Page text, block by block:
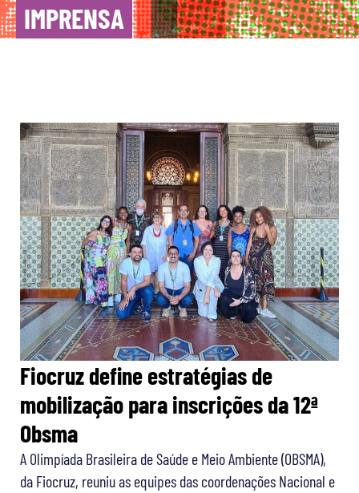
IMPRENSA
Fiocruz define estratégias de
mobilização para inscrições da 12ª
Obsma
A Olimpíada Brasileira de Saúde e Meio Ambiente (OBSMA),
da Fiocruz, reuniu as equipes das coordenações Nacional e